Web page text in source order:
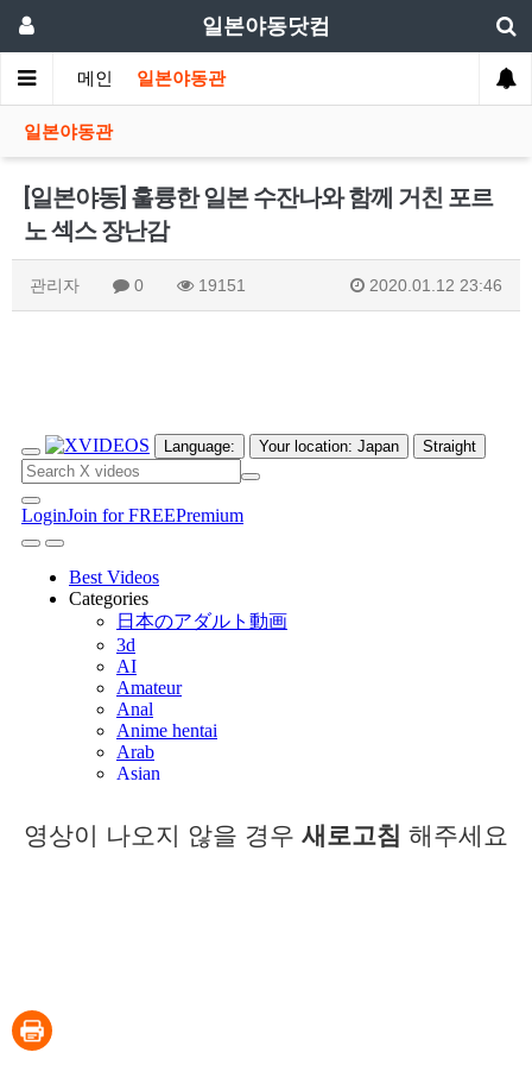
일본야동닷컴
메인 일본야동관
일본야동관
[일본야동] 훌륭한 일본 수잔나와 함께 거친 포르
노 섹스 장난감
관리자 0 19151 2020.01.12 23:46
영상이 나오지 않을 경우 새로고침 해주세요